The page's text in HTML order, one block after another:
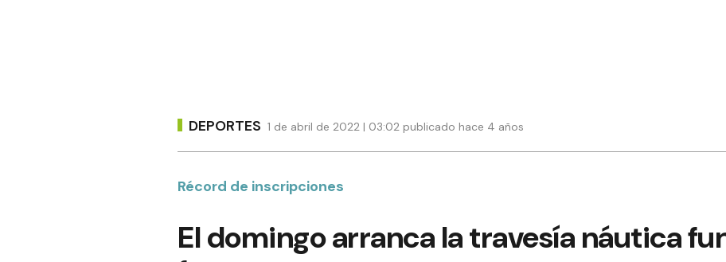
DEPORTES 1 de abril de 2022 | 03:02 publicado hace 4 años
Récord de inscripciones
El domingo arranca la travesía náutica